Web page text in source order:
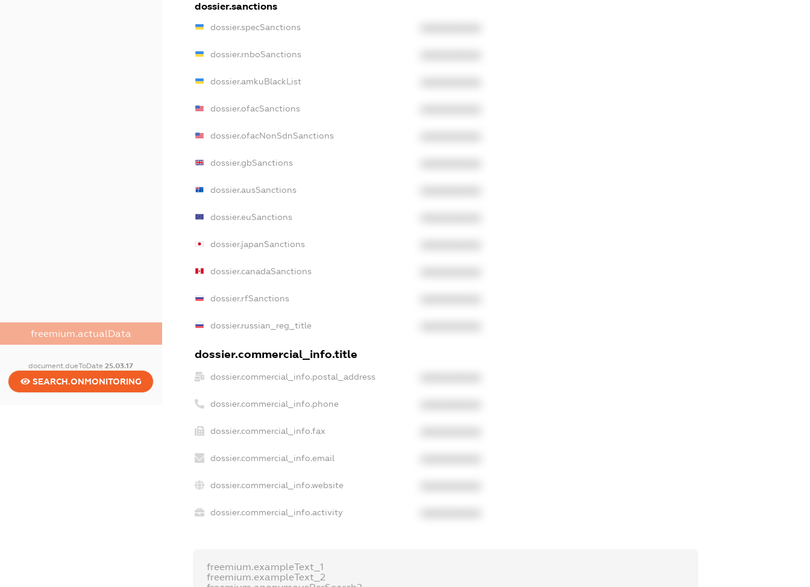
freemium.actualData
document.dueToDate25.03.17
SEARCH.ONMONITORING
dossier.sanctions
dossier.specSanctions
dossier.rnboSanctions
dossier.amkuBlackList
dossier.ofacSanctions
dossier.ofacNonSdnSanctions
dossier.gbSanctions
dossier.ausSanctions
dossier.euSanctions
dossier.japanSanctions
dossier.canadaSanctions
dossier.rfSanctions
dossier.russian_reg_title
dossier.commercial_info.title
dossier.commercial_info.postal_address
dossier.commercial_info.phone
dossier.commercial_info.fax
dossier.commercial_info.email
dossier.commercial_info.website
dossier.commercial_info.activity
freemium.exampleText_1
freemium.exampleText_2